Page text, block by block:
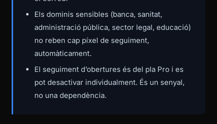
Els dominis sensibles (banca, sanitat,
administració pública, sector legal, educació)
no reben cap píxel de seguiment,
automàticament.
El seguiment d’obertures és del pla Pro i es
pot desactivar individualment. És un senyal,
no una dependència.